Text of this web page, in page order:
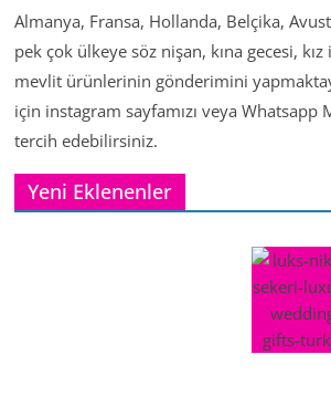
Almanya, Fransa, Hollanda, Belçika,
pek çok ülkeye söz nişan, kına gecesi,
mevlit ürünlerinin gönderimini
için instagram sayfamızı veya Whatsapp
tercih edebilirsiniz.
Yeni Eklenenler